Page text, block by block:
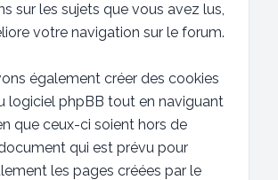
sur les sujets que vous avez lus,
votre navigation sur le forum.
également créer des cookies
logiciel phpBB tout en naviguant
que ceux-ci soient hors de
qui est prévu pour
les pages créées par le